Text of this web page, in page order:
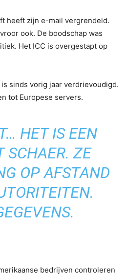
heeft zijn e-mail vergrendeld.
ook. De boodschap was
Het ICC is overgestapt op
sinds vorig jaar verdrievoudigd.
tot Europese servers.
HET IS EEN
SCHAER. ZE
OP AFSTAND
bedrijven controleren